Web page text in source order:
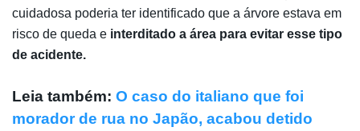
cuidadosa poderia ter identificado que a árvore estava em
risco de queda e interditado a área para evitar esse tipo
de acidente.
Leia também: O caso do italiano que foi
morador de rua no Japão, acabou detido